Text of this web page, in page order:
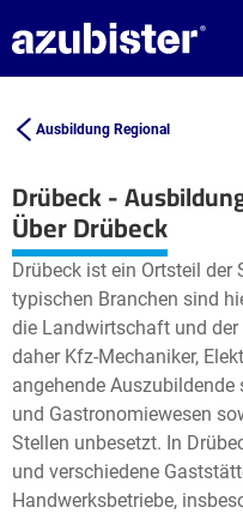
Ausbildung Regional
Drübeck -
+
−
Über Drübeck
Drübeck ist ein Ortsteil der
typischen Branchen sind
die Landwirtschaft und
daher Kfz-Mechaniker,
angehende
und Gastronomiewesen
Stellen unbesetzt. In
und verschiedene
Handwerksbetriebe,